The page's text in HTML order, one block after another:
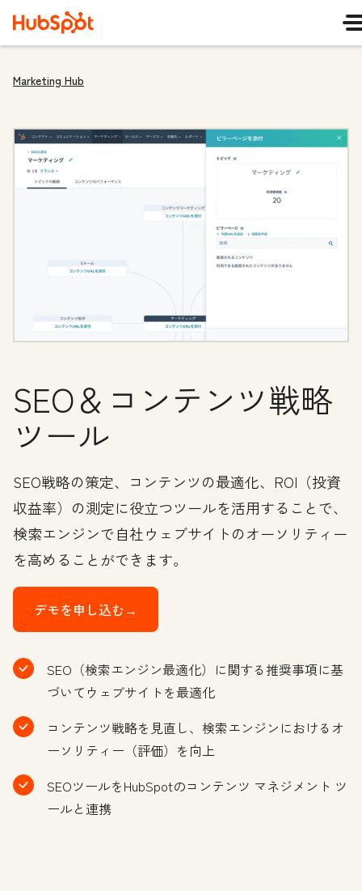
Marketing Hub
SEO＆コンテンツ戦略
ツール
SEO戦略の策定、コンテンツの最適化、ROI（投資
収益率）の測定に役立つツールを活用することで、
検索エンジンで自社ウェブサイトのオーソリティー
を高めることができます。
デモを申し込む→
SEO（検索エンジン最適化）に関する推奨事項に基
づいてウェブサイトを最適化
コンテンツ戦略を見直し、検索エンジンにおけるオ
ーソリティー（評価）を向上
SEOツールをHubSpotのコンテンツ マネジメント ツ
ールと連携